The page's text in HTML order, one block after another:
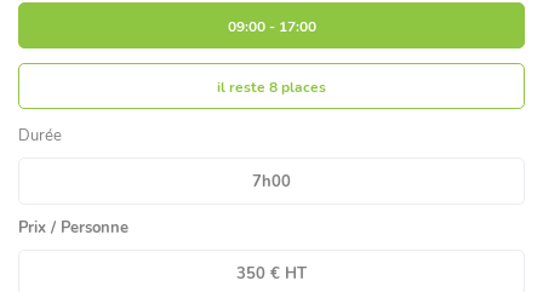
09:00 - 17:00
il reste 8 places
Durée
7h00
Prix / Personne
350 € HT